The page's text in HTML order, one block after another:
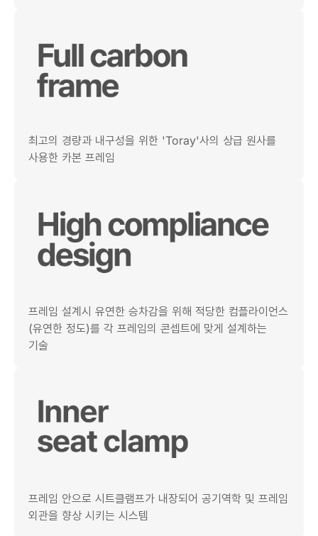
최고의 경량과 내구성을 위한 'Toray'사의 상급 원사를
사용한 카본 프레임
프레임 설계시 유연한 승차감을 위해 적당한 컴플라이언스
(유연한 정도)를 각 프레임의 콘셉트에 맞게 설계하는
기술
프레임 안으로 시트클램프가 내장되어 공기역학 및 프레임
외관을 향상 시키는 시스템